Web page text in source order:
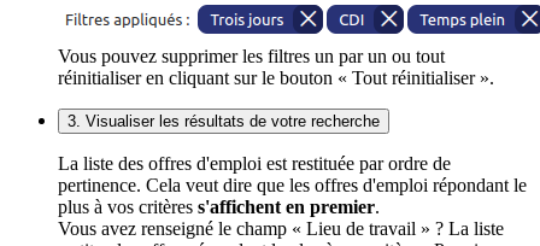
Vous pouvez supprimer les filtres un par un ou tout
réinitialiser en cliquant sur le bouton « Tout réinitialiser ».
3. Visualiser les résultats de votre recherche
La liste des offres d'emploi est restituée par ordre de
pertinence. Cela veut dire que les offres d'emploi répondant le
plus à vos critères s'affichent en premier.
Vous avez renseigné le champ « Lieu de travail » ? La liste